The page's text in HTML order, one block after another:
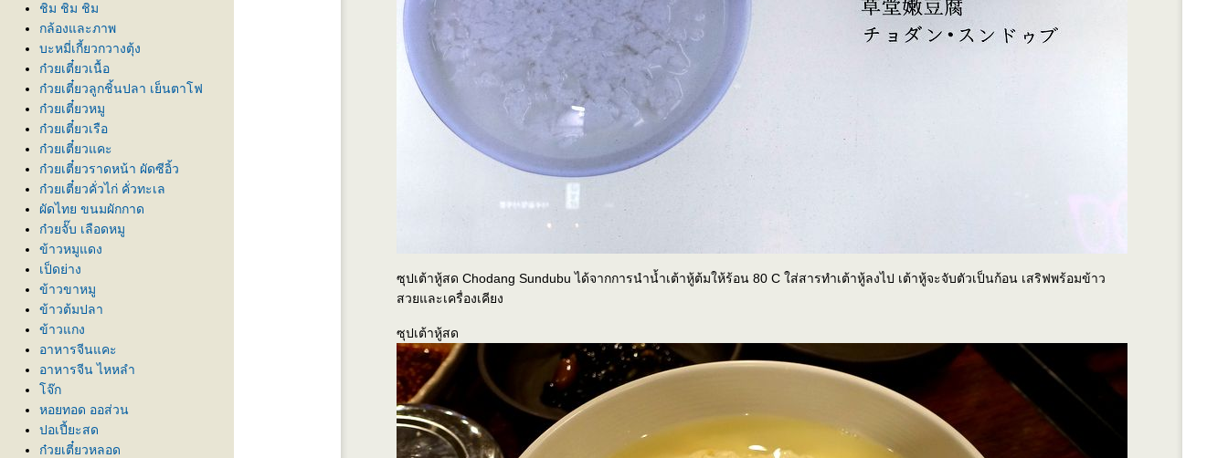
ชิม ชิม ชิม
กล้องและภาพ
บะหมี่เกี้ยวกวางตุ้ง
ก๋วยเตี๋ยวเนื้อ
ก๋วยเตี๋ยวลูกชิ้นปลา เย็นตาโฟ
ก๋วยเตี๋ยวหมู
ก๋วยเตี๋ยวเรือ
ก๋วยเตี๋ยวแคะ
ก๋วยเตี๋ยวราดหน้า ผัดซีอิ้ว
ก๋วยเตี๋ยวคั่วไก่ คั่วทะเล
ผัดไทย ขนมผักกาด
ก๋วยจั๊บ เลือดหมู
ข้าวหมูแดง
เป็ดย่าง
ข้าวขาหมู
ข้าวต้มปลา
ข้าวแกง
อาหารจีนแคะ
อาหารจีน ไหหลำ
จ๊ก
หอยทอด ออส่วน
ปอเปี้ยะสด
ก๋วยเตี๋ยวหลอด
ซุปเต้าหู้สด Chodang Sundubu ได้จากการนำน้ำเต้าหู้ต้มให้ร้อน 80 C ใส่สารทำเต้าหู้ลงไป เต้าหู้จะจับตัวเป็นก้อน เสริฟพร้อมข้าว
สวยและเครื่องเคียง
ซุปเต้าหู้สด